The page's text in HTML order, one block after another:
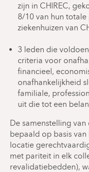
zijn in CHIREC,
8/10 van hun
ziekenhuizen van
3 leden die
criteria voor
financieel,
onafhankelijkheid
familiale,
uit die tot een
De samenstelling
bepaald op basis
locatie
met pariteit in elk
revalidatiebedden),